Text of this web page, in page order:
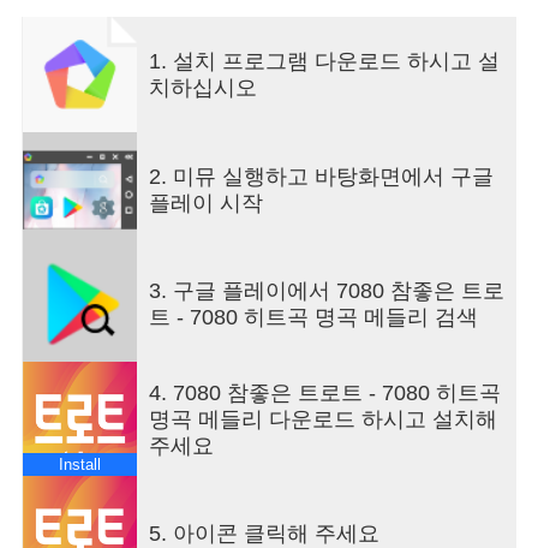
로 감상 # 시원시원한 글자 크기~ ▶️ 주요한 기능 소
개 1. 다양한 가수/장르의 노래를 바로 볼 수 있어요.
2. 시원시원한 디자인, 아주 편해요 3. 좋아하는 곡은
저장해서 빠르게 다시 들어보세요 4. 노래 슬립타이
모드로 오래오래 감상이 가능합니다. 6. 매일 업데이
트 되는 다양한 음악/영상! ※ 데이터 사용료가 발생
할 수 있으므로 wifi 환경에서의 사용을 권장합니다.
지등의 2차 저작물 포함)들은 Youtube 의 Copyright
management System에서 라이센스가 허용되는 컨
텐츠들입니다. 만약 저작권상 문제가 있다고 판단되
단해주시면 본 어플에서도 함께 차단되서 보실 수
없습니다. ※ 해당 어플이 발생시키는 트래픽으로
인해 발생하는 유튜브 상의 모든 수익은 원저작권자
에게 가게 된다는 것을 알려드립니다. 또한 모든 컨
텐츠의 제어권한은 원저작권자에게 있음을 알려드
립니다.
1. 설치 프로그램 다운로드 하시고 설
치하십시오
2. 미뮤 실행하고 바탕화면에서 구글
플레이 시작
3. 구글 플레이에서 7080 참좋은 트로
트 - 7080 히트곡 명곡 메들리 검색
Install
4. 7080 참좋은 트로트 - 7080 히트곡
명곡 메들리 다운로드 하시고 설치해
주세요
5. 아이콘 클릭해 주세요